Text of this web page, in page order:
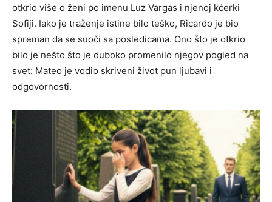
otkrio više o ženi po imenu Luz Vargas i njenoj kćerki
Sofiji. Iako je traženje istine bilo teško, Ricardo je bio
spreman da se suoči sa posledicama. Ono što je otkrio
bilo je nešto što je duboko promenilo njegov pogled na
svet: Mateo je vodio skriveni život pun ljubavi i
odgovornosti.